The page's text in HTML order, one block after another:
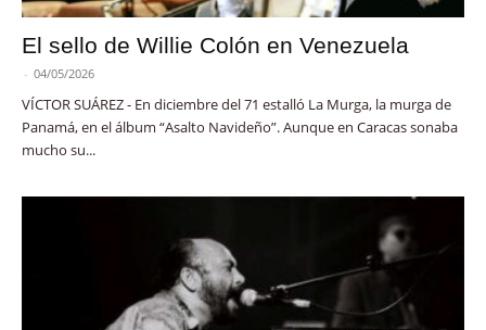
El sello de Willie Colón en Venezuela
- 04/05/2026
VÍCTOR SUÁREZ - En diciembre del 71 estalló La Murga, la murga de
Panamá, en el álbum “Asalto Navideño”. Aunque en Caracas sonaba
mucho su...